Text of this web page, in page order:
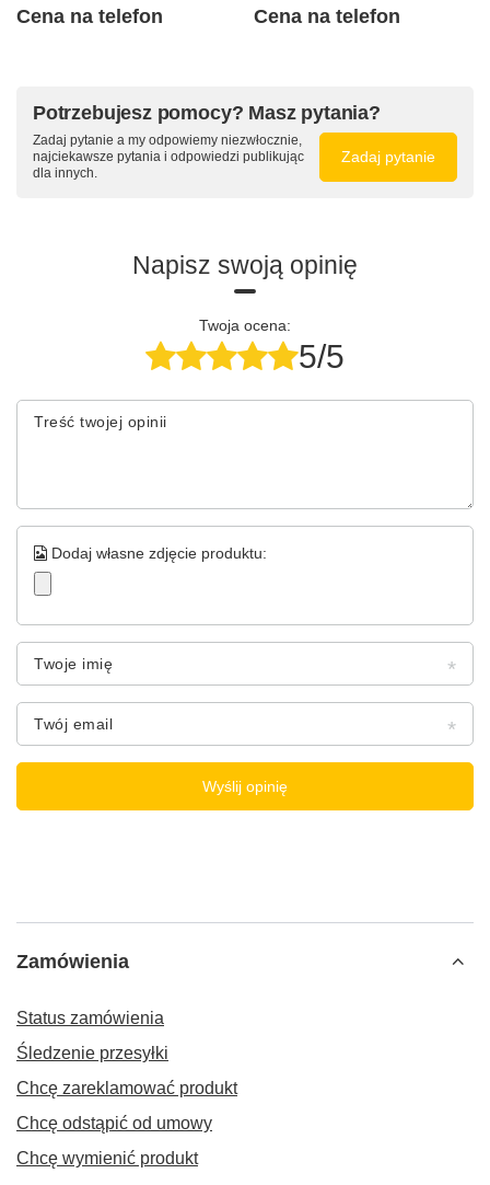
Cena na telefon Cena na telefon
Potrzebujesz pomocy? Masz pytania?
Zadaj pytanie a my odpowiemy niezwłocznie,
najciekawsze pytania i odpowiedzi publikując
dla innych.
Zadaj pytanie
Napisz swoją opinię
Twoja ocena:
5/5
Treść twojej opinii
Dodaj własne zdjęcie produktu:
Twoje imię
Twój email
Wyślij opinię
Zamówienia
Status zamówienia
Śledzenie przesyłki
Chcę zareklamować produkt
Chcę odstąpić od umowy
Chcę wymienić produkt